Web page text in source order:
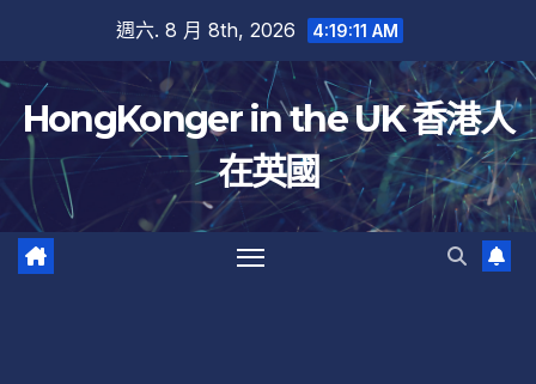
內
容
週六. 8 月 8th, 2026 4:19:12 AM
HongKonger in the UK 香港人
在英國